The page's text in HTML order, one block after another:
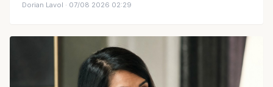
Dorian Lavol · 07/08 2026 02:29